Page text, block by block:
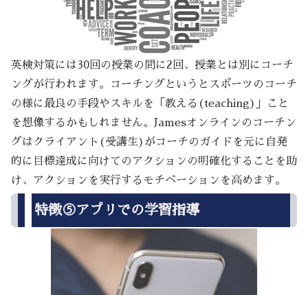
英検対策には30回の授業の間に2回、授業とは別にコーチ
ングが行われます。コーチングというとスポーツのコーチ
の様に最良の手段やスキルを「教える(teaching)」こと
を想像するかもしれません。Jamesオンラインのコーチン
グはクライアント(受講生)がコーチのガイドを元に自発
的に目標達成に向けてのアクションの明確化することを助
け、アクションを実行するモチベーションを高めます。
特徴⑤アプリでの学習指導